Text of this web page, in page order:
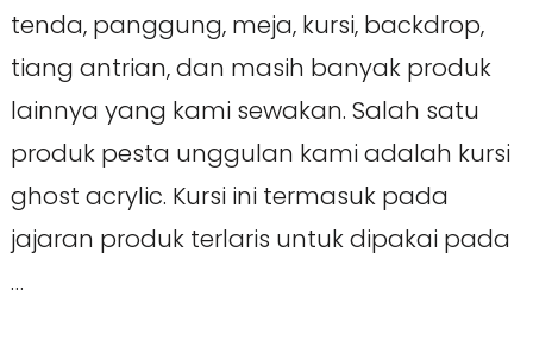
tenda, panggung, meja, kursi, backdrop,
tiang antrian, dan masih banyak produk
lainnya yang kami sewakan. Salah satu
produk pesta unggulan kami adalah kursi
ghost acrylic. Kursi ini termasuk pada
jajaran produk terlaris untuk dipakai pada
…